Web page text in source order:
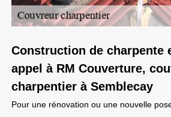
Construction de charpente
appel à RM Couverture,
charpentier à Semblecay
Pour une rénovation ou une nouvelle